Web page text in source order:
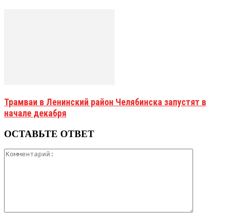
Трамваи в Ленинский район Челябинска запустят в
начале декабря
ОСТАВЬТЕ ОТВЕТ